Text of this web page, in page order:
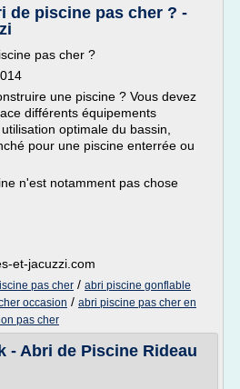
de piscine pas cher ? -
pas cher ?
une piscine ? Vous devez
différents équipements
optimale du bassin,
pour une piscine enterrée ou
n'est notamment pas chose
et-jacuzzi.com
pas cher / abri piscine gonflable
occasion / abri piscine pas cher en
pas cher
- Abri de Piscine Rideau